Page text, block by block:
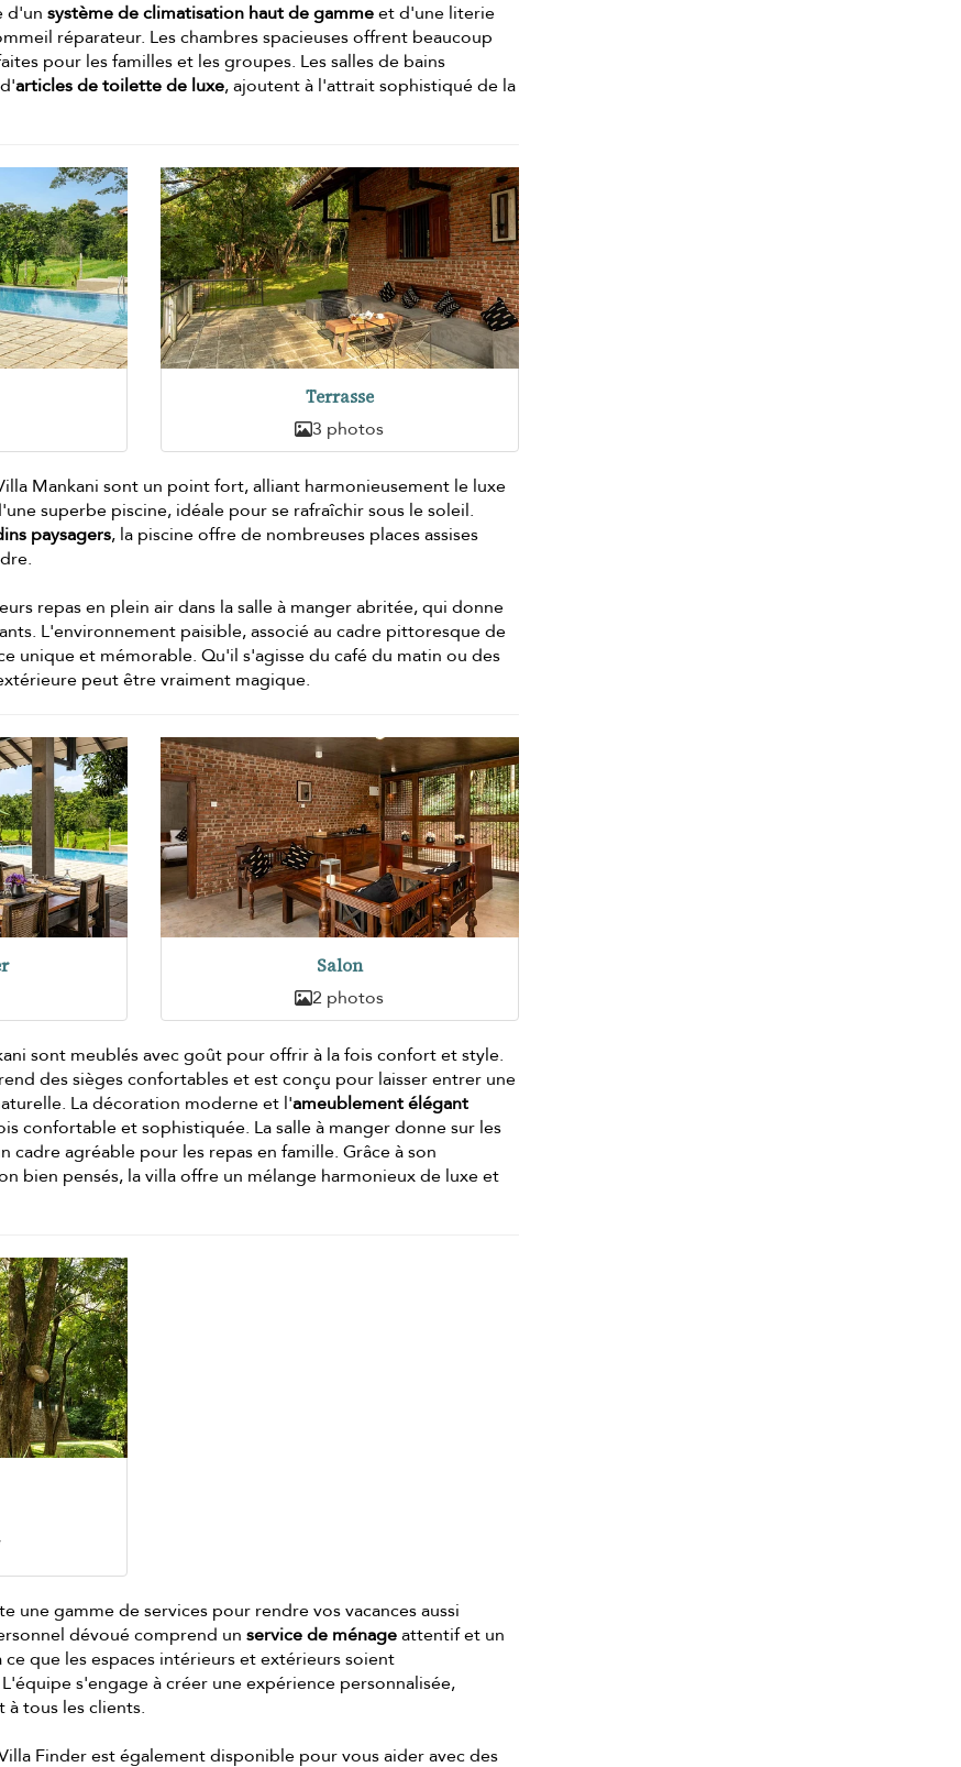
d'unsystème de climatisation haut de gammeet d'une literie
réparateur. Les chambres spacieuses offrent beaucoup
pour les familles et les groupes. Les salles de bains
articles de toilette de luxe, ajoutent à l'attrait sophistiqué de la
Terrasse
3 photos
Mankani sont un point fort, alliant harmonieusement le luxe
superbe piscine, idéale pour se rafraîchir sous le soleil.
paysagers, la piscine offre de nombreuses places assises
repas en plein air dans la salle à manger abritée, qui donne
L'environnement paisible, associé au cadre pittoresque de
unique et mémorable. Qu'il s'agisse du café du matin ou des
peut être vraiment magique.
Salon
2 photos
sont meublés avec goût pour offrir à la fois confort et style.
des sièges confortables et est conçu pour laisser entrer une
La décoration moderne et l'ameublement élégant
confortable et sophistiquée. La salle à manger donne sur les
cadre agréable pour les repas en famille. Grâce à son
bien pensés, la villa offre un mélange harmonieux de luxe et
une gamme de services pour rendre vos vacances aussi
dévoué comprend unservice de ménageattentif et un
que les espaces intérieurs et extérieurs soient
s'engage à créer une expérience personnalisée,
à tous les clients.
Finder est également disponible pour vous aider avec des